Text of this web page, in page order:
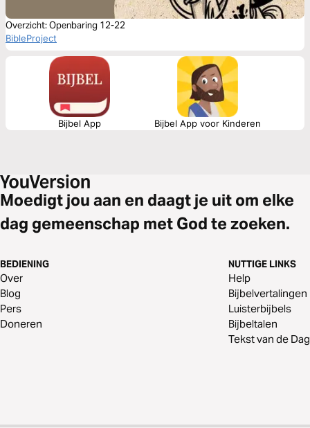
Overzicht: Openbaring 12-22
BibleProject
Bijbel App Bijbel App voor Kinderen
Moedigt jou aan en daagt je uit om elke
dag gemeenschap met God te zoeken.
BEDIENING
Over
Blog
Pers
Doneren
NUTTIGE LINKS
Help
Bijbelvertalingen
Luisterbijbels
Bijbeltalen
Tekst van de Dag